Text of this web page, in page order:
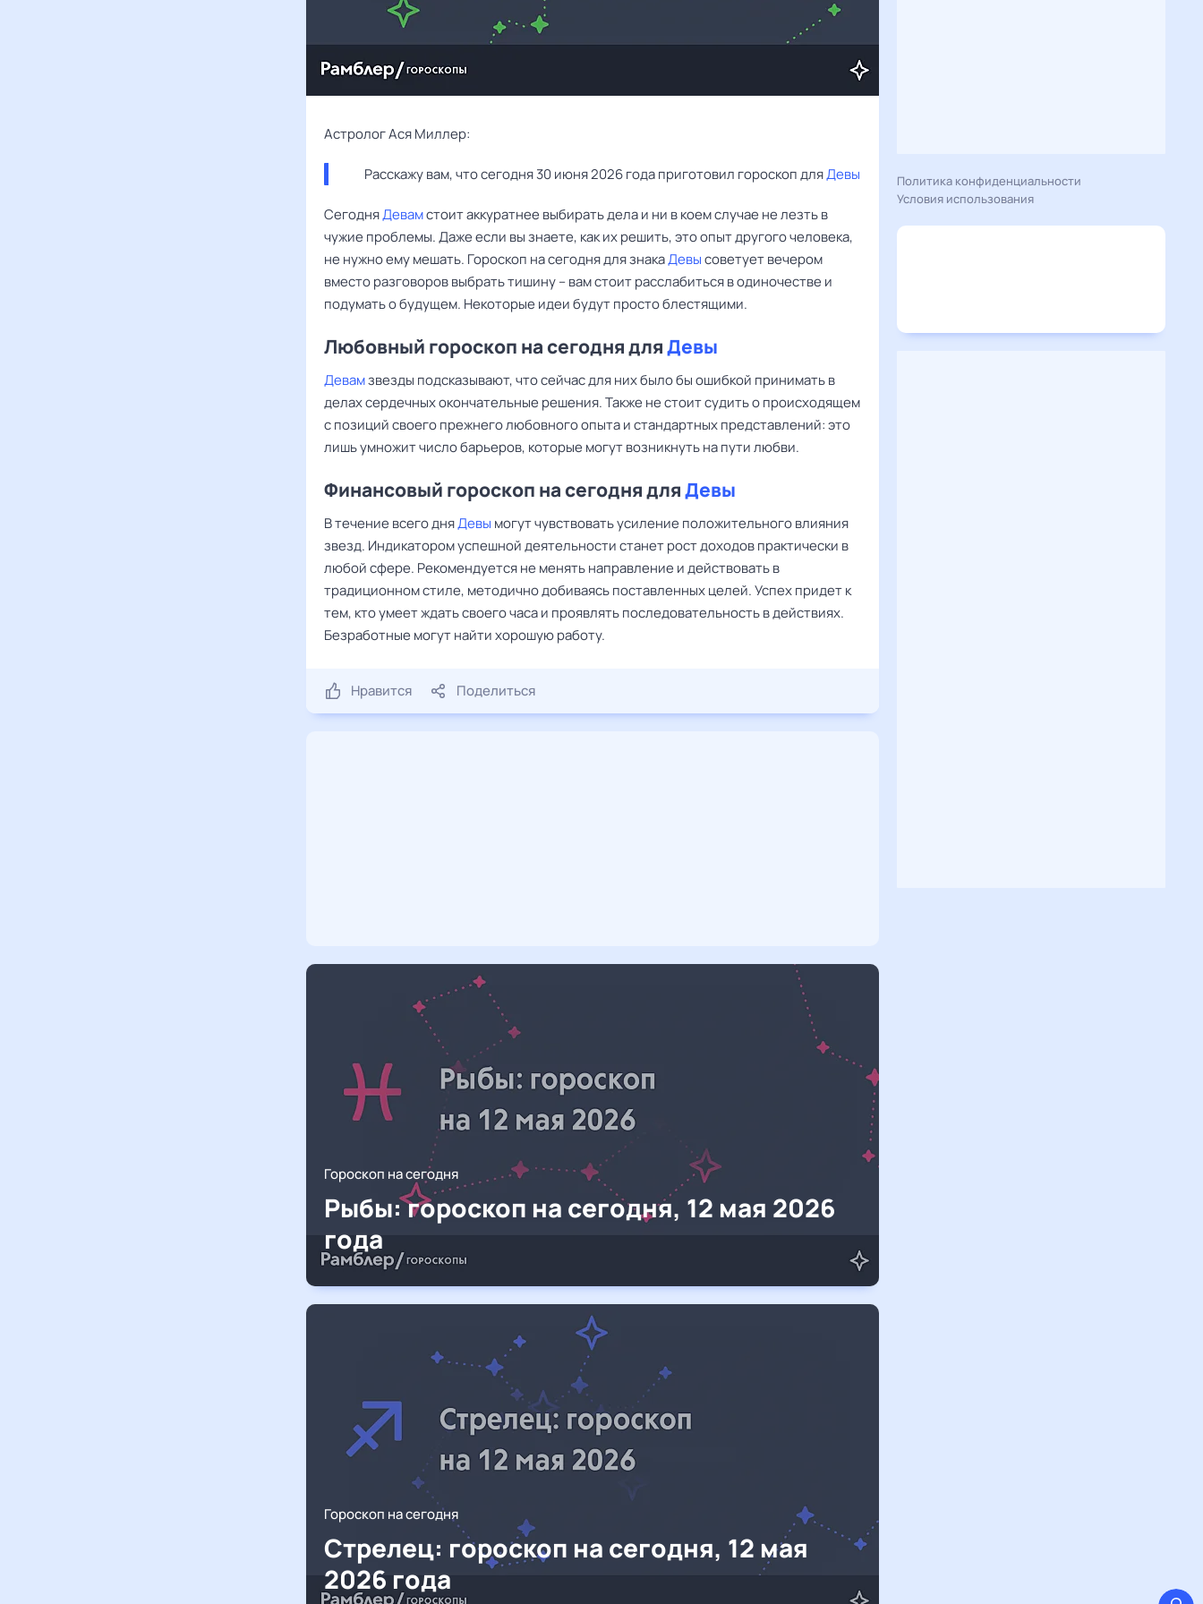
Астролог Ася Миллер:
Расскажу вам, что сегодня 30 июня 2026 года приготовил гороскоп для Девы
СегодняДевамстоит аккуратнее выбирать дела и ни в коем случае не лезть в
чужие проблемы. Даже если вы знаете, как их решить, это опыт другого человека,
не нужно ему мешать. Гороскоп на сегодня для знакаДевысоветует вечером
вместо разговоров выбрать тишину – вам стоит расслабиться в одиночестве и
подумать о будущем. Некоторые идеи будут просто блестящими.
Любовный гороскоп на сегодня дляДевы
Девамзвезды подсказывают, что сейчас для них было бы ошибкой принимать в
делах сердечных окончательные решения. Также не стоит судить о происходящем
с позиций своего прежнего любовного опыта и стандартных представлений: это
лишь умножит число барьеров, которые могут возникнуть на пути любви.
Финансовый гороскоп на сегодня дляДевы
В течение всего дняДевы могут чувствовать усиление положительного влияния
звезд. Индикатором успешной деятельности станет рост доходов практически в
любой сфере. Рекомендуется не менять направление и действовать в
традиционном стиле, методично добиваясь поставленных целей. Успех придет к
тем, кто умеет ждать своего часа и проявлять последовательность в действиях.
Безработные могут найти хорошую работу.
Нравится Поделиться
Гороскоп на сегодня
Рыбы: гороскоп на сегодня, 12 мая 2026
года
Гороскоп на сегодня
Стрелец: гороскоп на сегодня, 12 мая
2026 года
Политика конфиденциальности
Условия использования